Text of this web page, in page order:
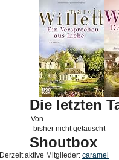
Die letzten
Von
-bisher nicht getauscht-
Shoutbox
Derzeit aktive Mitglieder: caramel